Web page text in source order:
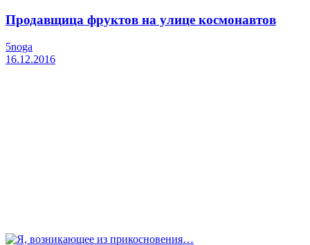
Продавщица фруктов на улице космонавтов
5noga
16.12.2016